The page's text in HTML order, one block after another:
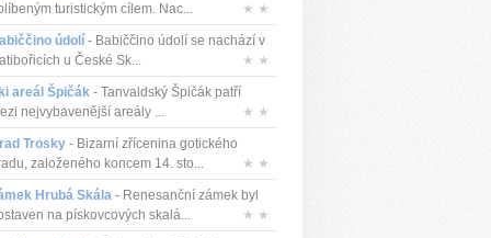
turistickým cílem. Nac...
★ ★
údolí- Babiččino údolí se nachází v
u České Sk...
★ ★
areál Špičák- Tanvaldský Špičák patří
nejvybavenější areály ...
★ ★
Trosky- Bizarní zřícenina gotického
založeného koncem 14. sto...
★ ★
Hrubá Skála- Renesanční zámek byl
na pískovcových skalá...
★ ★